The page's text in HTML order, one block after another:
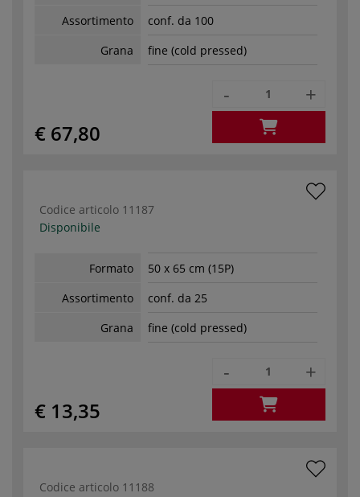
Assortimento
conf. da 100
Grana
fine (cold pressed)
€ 67,80
- +
Codice articolo 11187
Disponibile
Formato
50 x 65 cm (15P)
Assortimento
conf. da 25
Grana
fine (cold pressed)
€ 13,35
- +
Codice articolo 11188